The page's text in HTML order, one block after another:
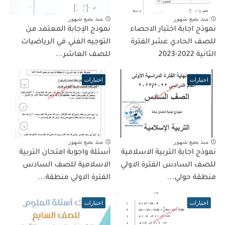
منذ بضع شهور
نموذج اجابة اختبار الاحصاء
للصف الحادي عشر الفترة
الثانية 2022-2023
منذ بضع شهور
نموذج الإجابة المعتمد من
التوجيه الفني في الرياضيات
للصف العاشر...
اختبارات
منذ بضع شهور
نموذج اجابة التربية الاسلامية
للصف السادس الفترة الاولي
منطقة حولي...
اختبارات
منذ بضع شهور
أسئلة واجوبة امتحان التربية
الاسلامية للصف السادس
الفترة الاولي منطقة...
اختبارات اختبارات